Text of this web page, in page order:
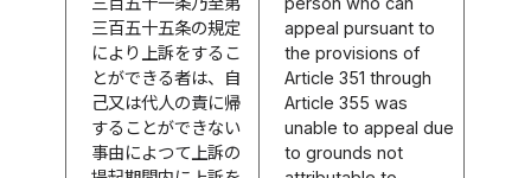
三百五十五条の規定
により上訴をするこ
とができる者は、自
己又は代人の責に帰
することができない
事由によつて上訴の
appeal pursuant to
the provisions of
Article 351 through
Article 355 was
unable to appeal due
to grounds not